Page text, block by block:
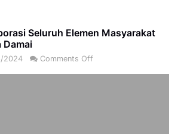
Seluruh Elemen Masyarakat
Damai
2024 Comments Off